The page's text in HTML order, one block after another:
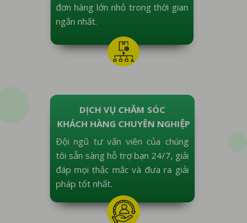
đơn hàng lớn nhỏ trong thời gian
ngắn nhất.
DỊCH VỤ CHĂM SÓC
KHÁCH HÀNG CHUYÊN NGHIỆP
Đội ngũ tư vấn viên của chúng
tôi sẵn sàng hỗ trợ bạn 24/7, giải
đáp mọi thắc mắc và đưa ra giải
pháp tốt nhất.